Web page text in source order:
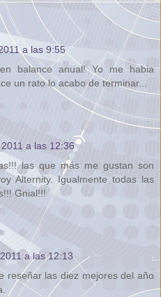
a las 9:55
balance anual! Yo me habia
un rato lo acabo de terminar...
a las 12:36
las que más me gustan son
Alternity. Igualmente todas las
Gnial!!!
a las 12:13
reseñar las diez mejores del año